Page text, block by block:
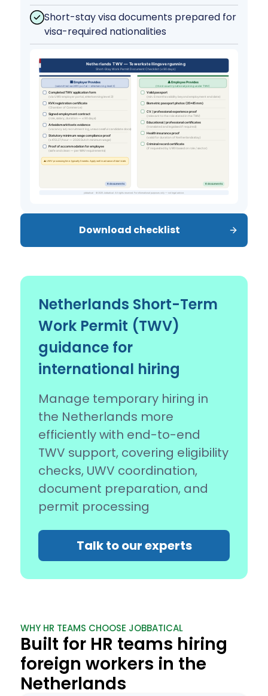
Short-stay visa documents prepared for
visa-required nationalities
Download checklist
Netherlands Short-Term
Work Permit (TWV)
guidance for
international hiring
Manage temporary hiring in
the Netherlands more
efficiently with end-to-end
TWV support, covering eligibility
checks, UWV coordination,
document preparation, and
permit processing
Talk to our experts
WHY HR TEAMS CHOOSE JOBBATICAL
Built for HR teams hiring
foreign workers in the
Netherlands